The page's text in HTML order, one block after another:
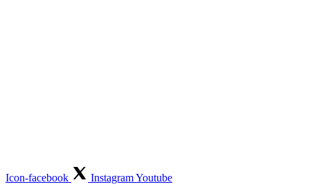
Icon-facebook InstagramYoutube